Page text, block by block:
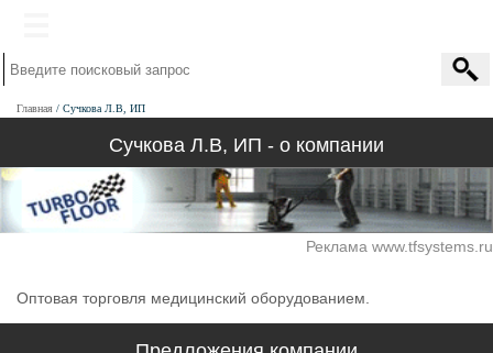
Главная Сучкова Л.В, ИП
Сучкова Л.В, ИП - о компании
Реклама www.tfsystems.ru
Оптовая торговля медицинский оборудованием.